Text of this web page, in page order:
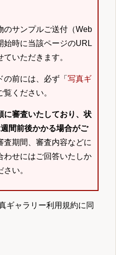
サンプルご送付（Web
始時に当該ページのURL
いただきます。
前には、必ず「 写真ギ
覧ください。
審査いたしており、状
間前後かかる場合がご
査期間、審査内容などに
わせにはご回答いたしか
い。
ギャラリー利用規約に同